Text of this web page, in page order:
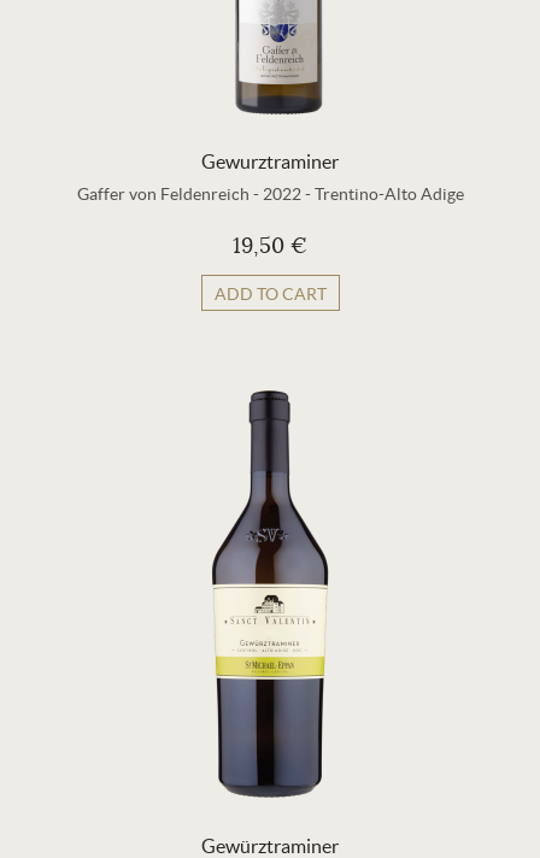
Gewurztraminer
Gaffer von Feldenreich - 2022 -Trentino-Alto Adige
19,50 €
ADD TO CART
Gewürztraminer